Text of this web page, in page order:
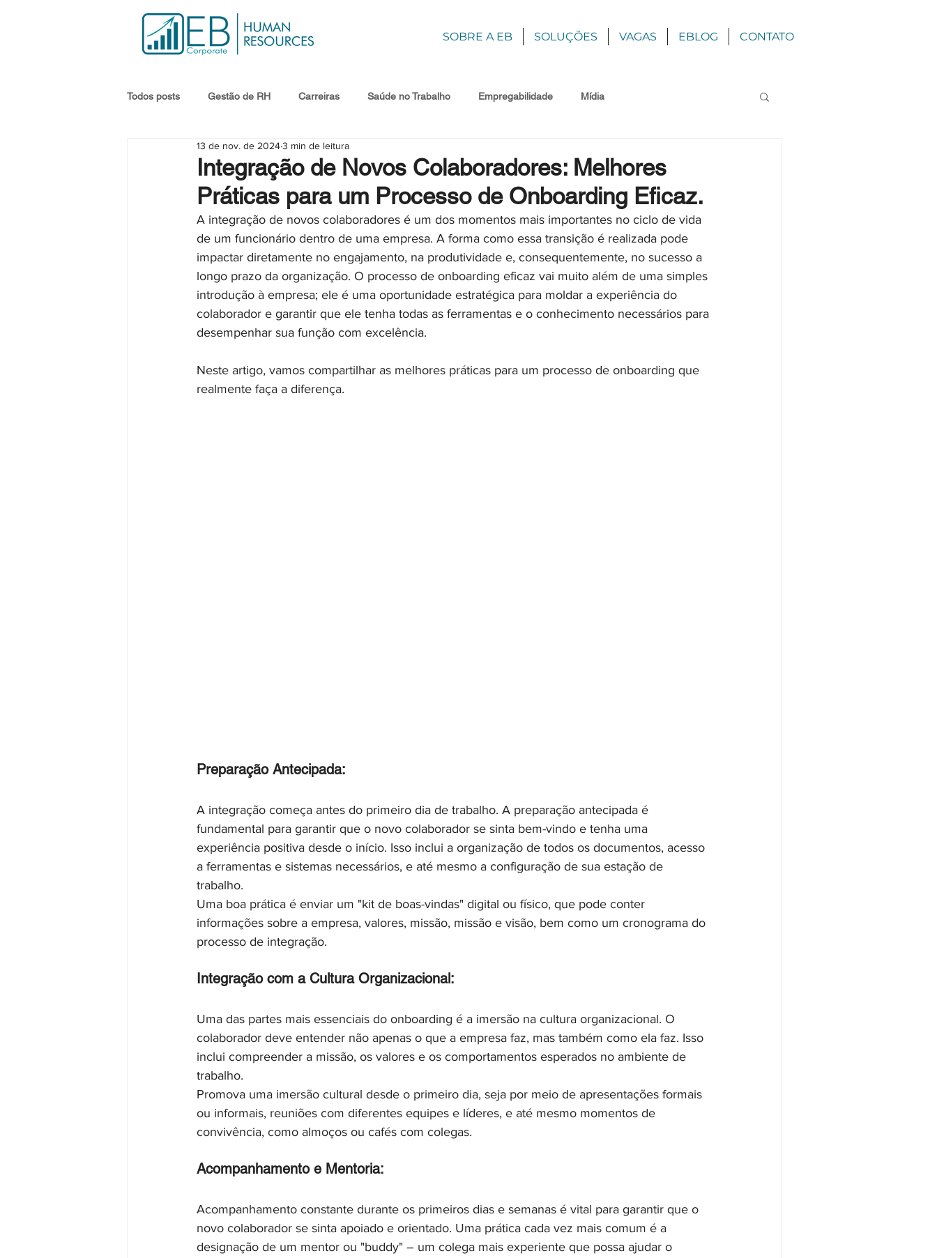
SOBRE A EB SOLUÇÕES VAGAS EBLOG CONTATO
Todos posts Gestão de RH Carreiras Saúde no Trabalho Empregabilidade Mídia
Integração de Novos Colaboradores: Melhores
Práticas para um Processo de Onboarding Eficaz.
13 de nov. de 20243 min de leitura
A integração de novos colaboradores é um dos momentos mais importantes no ciclo de vida
de um funcionário dentro de uma empresa. A forma como essa transição é realizada pode
impactar diretamente no engajamento, na produtividade e, consequentemente, no sucesso a
longo prazo da organização. O processo de onboarding eficaz vai muito além de uma simples
introdução à empresa; ele é uma oportunidade estratégica para moldar a experiência do
colaborador e garantir que ele tenha todas as ferramentas e o conhecimento necessários para
desempenhar sua função com excelência.
Neste artigo, vamos compartilhar as melhores práticas para um processo de onboarding que
realmente faça a diferença.
Preparação Antecipada:
A integração começa antes do primeiro dia de trabalho. A preparação antecipada é
fundamental para garantir que o novo colaborador se sinta bem-vindo e tenha uma
experiência positiva desde o início. Isso inclui a organização de todos os documentos, acesso
a ferramentas e sistemas necessários, e até mesmo a configuração de sua estação de
trabalho.
Uma boa prática é enviar um "kit de boas-vindas" digital ou físico, que pode conter
informações sobre a empresa, valores, missão, missão e visão, bem como um cronograma do
processo de integração.
Integração com a Cultura Organizacional:
Uma das partes mais essenciais do onboarding é a imersão na cultura organizacional. O
colaborador deve entender não apenas o que a empresa faz, mas também como ela faz. Isso
inclui compreender a missão, os valores e os comportamentos esperados no ambiente de
trabalho.
Promova uma imersão cultural desde o primeiro dia, seja por meio de apresentações formais
ou informais, reuniões com diferentes equipes e líderes, e até mesmo momentos de
convivência, como almoços ou cafés com colegas.
Acompanhamento e Mentoria:
Acompanhamento constante durante os primeiros dias e semanas é vital para garantir que o
novo colaborador se sinta apoiado e orientado. Uma prática cada vez mais comum é a
designação de um mentor ou "buddy" – um colega mais experiente que possa ajudar o